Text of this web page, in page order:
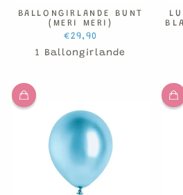
BALLONGIRLANDE BUNT
(MERI MERI)
€29,90
1 Ballongirlande